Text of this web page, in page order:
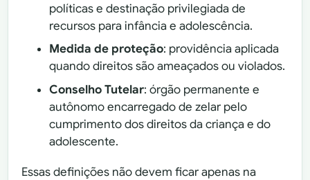
políticas e destinação privilegiada de
recursos para infância e adolescência.
Medida de proteção: providência aplicada
quando direitos são ameaçados ou violados.
Conselho Tutelar: órgão permanente e
autônomo encarregado de zelar pelo
cumprimento dos direitos da criança e do
adolescente.
Essas definições não devem ficar apenas na